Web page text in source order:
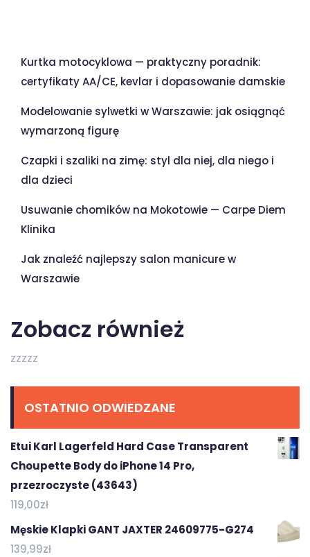
Kurtka motocyklowa — praktyczny poradnik:
certyfikaty AA/CE, kevlar i dopasowanie damskie
Modelowanie sylwetki w Warszawie: jak osiągnąć
wymarzoną figurę
Czapki i szaliki na zimę: styl dla niej, dla niego i
dla dzieci
Usuwanie chomików na Mokotowie — Carpe Diem
Klinika
Jak znaleźć najlepszy salon manicure w
Warszawie
Zobacz również
zzzzz
OSTATNIO ODWIEDZANE
Etui Karl Lagerfeld Hard Case Transparent
Choupette Body do iPhone 14 Pro,
przezroczyste (43643)
119,00zł
Męskie Klapki GANT JAXTER 24609775-G274
139,99zł